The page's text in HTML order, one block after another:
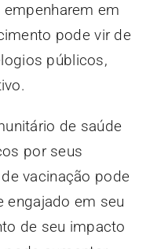
em
pode vir de
públicos,
de saúde
por seus
vacinação pode
engajado em seu
de seu impacto